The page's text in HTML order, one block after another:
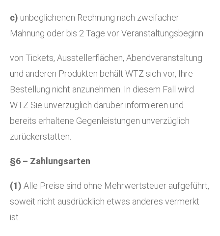
c) unbeglichenen Rechnung nach zweifacher
Mahnung oder bis 2 Tage vor Veranstaltungsbeginn
von Tickets, Ausstellerflächen, Abendveranstaltung
und anderen Produkten behält WTZ sich vor, Ihre
Bestellung nicht anzunehmen. In diesem Fall wird
WTZ Sie unverzüglich darüber informieren und
bereits erhaltene Gegenleistungen unverzüglich
zurückerstatten.
§6 – Zahlungsarten
(1) Alle Preise sind ohne Mehrwertsteuer aufgeführt,
soweit nicht ausdrücklich etwas anderes vermerkt
ist.